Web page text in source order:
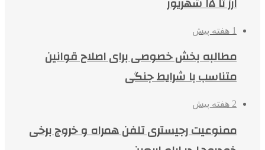
1 هفته پیش
مطالبه بخش خصوصی برای اصلاح قوانین
متناسب با شرایط جنگی
2 هفته پیش
ممنوعیت رجیستری تلفن همراه و خروج برخی